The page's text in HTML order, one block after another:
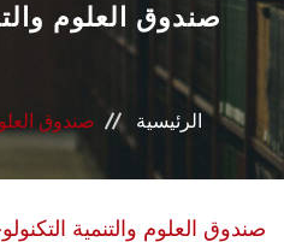
صندوق العلوم
الرئيسية صندوق
صندوق العلوم والتنمية